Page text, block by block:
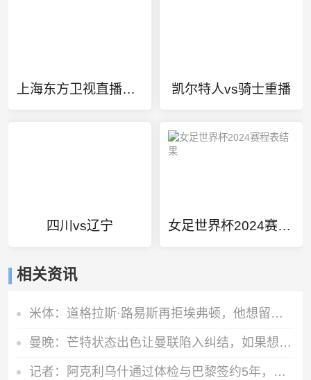
上海东方卫视直播在线观看 凯尔特人vs骑士重播
四川vs辽宁 女足世界杯2024赛程表结果
相关资讯
米体：道格拉斯·路易斯再拒埃弗顿，他想留队 但俱乐部尚未敲定
曼晚：芒特状态出色让曼联陷入纠结，如果想四线争冠可能还得买人
记者：阿克利乌什通过体检与巴黎签约5年，转会费5000万欧元